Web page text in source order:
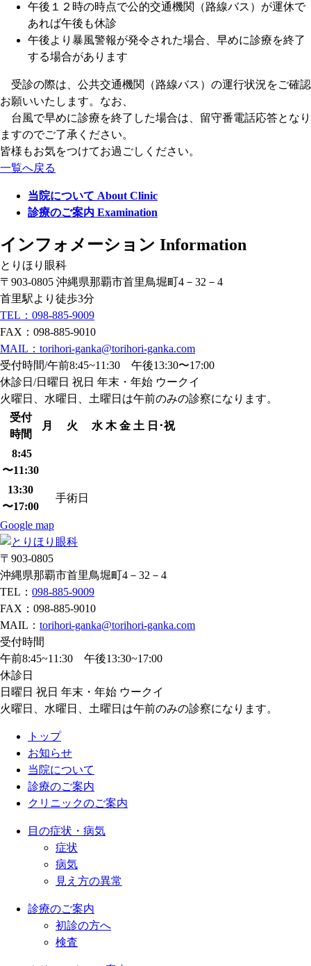
午後１２時の時点で公的交通機関（路線バス）が運休で
あれば午後も休診
午後より暴風警報が発令された場合、早めに診療を終了
する場合があります
受診の際は、公共交通機関（路線バス）の運行状況をご確認
お願いいたします。なお、
台風で早めに診療を終了した場合は、留守番電話応答となり
ますのでご了承ください。
皆様もお気をつけてお過ごしください。
一覧へ戻る
当院について About Clinic
診療のご案内 Examination
インフォメーション Information
とりほり眼科
〒903-0805 沖縄県那覇市首里鳥堀町4－32－4
首里駅より徒歩3分
TEL：098-885-9009
FAX：098-885-9010
MAIL：torihori-ganka@torihori-ganka.com
受付時間/午前8:45~11:30 午後13:30〜17:00
休診日/日曜日 祝日 年末・年始 ウークイ
火曜日、水曜日、土曜日は午前のみの診察になります。
受付
時間
月 火 水 木 金 土 日･祝
8:45
〜11:30
13:30
〜17:00
手術日
Google map
〒903-0805
沖縄県那覇市首里鳥堀町4－32－4
TEL： 098-885-9009
FAX：098-885-9010
MAIL： torihori-ganka@torihori-ganka.com
受付時間
午前8:45~11:30 午後13:30~17:00
休診日
日曜日 祝日 年末・年始 ウークイ
火曜日、水曜日、土曜日は午前のみの診察になります。
トップ
お知らせ
当院について
診療のご案内
クリニックのご案内
目の症状・病気
症状
病気
見え方の異常
診療のご案内
初診の方へ
検査